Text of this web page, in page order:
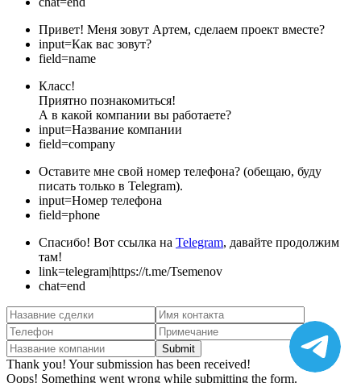
Привет! Меня зовут Артем, сделаем проект вместе?
input=Как вас зовут?
field=name
Класс!
Приятно познакомиться!
А в какой компании вы работаете?
input=Название компании
field=company
Оставите мне свой номер телефона? (обещаю, буду
писать только в Telegram).
input=Номер телефона
field=phone
Спасибо! Вот ссылка на Telegram, давайте продолжим
там!
link=telegram|https://t.me/Tsemenov
chat=end
Thank you! Your submission has been received!
Oops! Something went wrong while submitting the form.